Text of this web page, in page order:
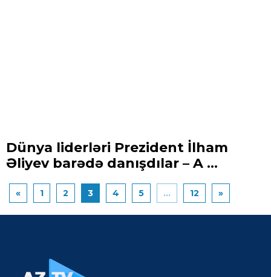
Dünya liderləri Prezident İlham
Əliyev barədə danışdılar – A ...
« 1 2 3 4 5 ... 12 »